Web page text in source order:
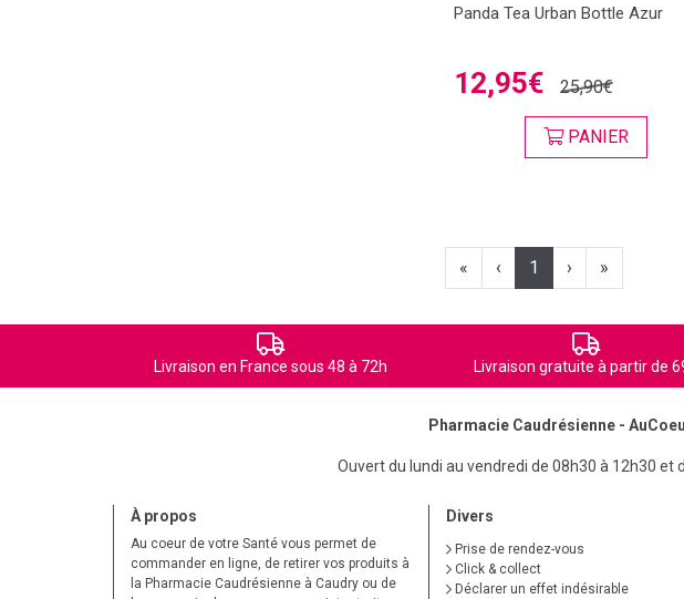
Panda Tea Urban Bottle Azur
12,95€ 25,90€
PANIER
« ‹ 1 › »
Livraison en France sous 48 à 72h Livraison gratuite à partir de
Pharmacie Caudrésienne -
Ouvert du lundi au vendredi de 08h30 à 12h30 et
À propos
Au coeur de votre Santé vous permet de
commander en ligne, de retirer vos produits à
la Pharmacie Caudrésienne à Caudry ou de
Divers
Prise de rendez-vous
Click & collect
Déclarer un effet indésirable